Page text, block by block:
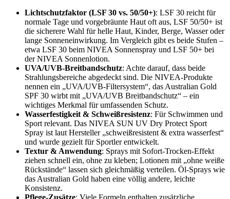
Lichtschutzfaktor (LSF 30 vs. 50/50+): LSF 30 reicht für
normale Tage und vorgebräunte Haut oft aus, LSF 50/50+ ist
die sicherere Wahl für helle Haut, Kinder, Berge, Wasser oder
lange Sonneneinwirkung. Im Vergleich gibt es beide Stufen –
etwa LSF 30 beim NIVEA Sonnenspray und LSF 50+ bei
der NIVEA Sonnenlotion.
UVA/UVB-Breitbandschutz: Achte darauf, dass beide
Strahlungsbereiche abgedeckt sind. Die NIVEA-Produkte
nennen ein „UVA/UVB-Filtersystem“, das Australian Gold
SPF 30 wirbt mit „UVA/UVB Breitbandschutz“ – ein
wichtiges Merkmal für umfassenden Schutz.
Wasserfestigkeit & Schweißresistenz: Für Schwimmen und
Sport relevant. Das NIVEA SUN UV Dry Protect Sport
Spray ist laut Hersteller „schweißresistent & extra wasserfest“
und wurde gezielt für Sportler entwickelt.
Textur & Anwendung: Sprays mit Sofort-Trocken-Effekt
ziehen schnell ein, ohne zu kleben; Lotionen mit „ohne weiße
Rückstände“ lassen sich gleichmäßig verteilen. Öl-Sprays wie
das Australian Gold haben eine völlig andere, leichte
Konsistenz.
Pflege-Zusätze: Viele Formeln enthalten zusätzliche